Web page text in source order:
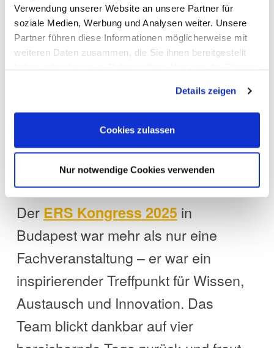
Verwendung unserer Website an unsere Partner für
soziale Medien, Werbung und Analysen weiter. Unsere
Partner führen diese Informationen möglicherweise mit
weiteren Daten zusammen, die Sie ihnen bereitgestellt
Cookies, wenn Sie unsere Webseite weiterhin nutzen.
Details zeigen
Cookies zulassen
Nur notwendige Cookies verwenden
DerMessestandunseres KundenBionorica
ERS Kongress 2025.
Fazit
Der ERS Kongress 2025 in
Budapest war mehr als nur eine
Fachveranstaltung – er war ein
inspirierender Treffpunkt für Wissen,
Austausch und Innovation. Das
Team blickt dankbar auf vier